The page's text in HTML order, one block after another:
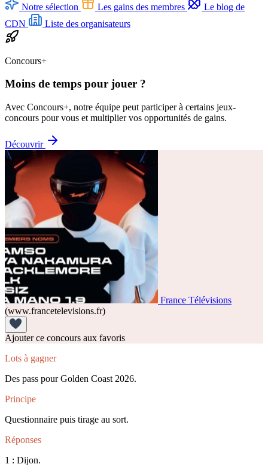
Notre sélection Les gains des membres
Le blog de
CDN
Liste des organisateurs
Concours+
Moins de temps pour jouer ?
Avec Concours+, notre équipe peut participer à certains jeux-
concours pour vous et multiplier vos opportunités de gains.
Découvrir
France Télévisions
(www.francetelevisions.fr)
Ajouter ce concours aux favoris
Lots à gagner
Des pass pour Golden Coast 2026.
Principe
Questionnaire puis tirage au sort.
Réponses
1 : Dijon.